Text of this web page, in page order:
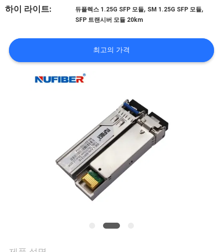
여
품
하이 라이트: 듀플렉스 1.25G SFP 모듈, SM 1.25G SFP 모듈,
SFP 트랜시버 모듈 20km
최고의 가격